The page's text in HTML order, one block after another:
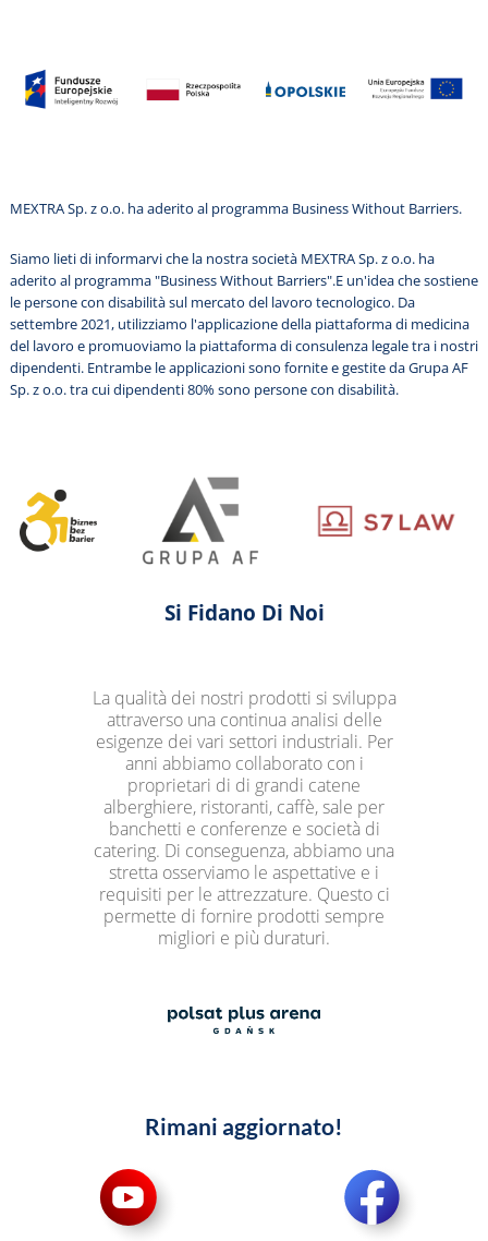
MEXTRA Sp. z o.o. ha aderito al programma Business Without Barriers.
Siamo lieti di informarvi che la nostra società MEXTRA Sp. z o.o. ha
aderito al programma "Business Without Barriers".E un'idea che sostiene
le persone con disabilità sul mercato del lavoro tecnologico. Da
settembre 2021, utilizziamo l'applicazione della piattaforma di medicina
del lavoro e promuoviamo la piattaforma di consulenza legale tra i nostri
dipendenti. Entrambe le applicazioni sono fornite e gestite da Grupa AF
Sp. z o.o. tra cui dipendenti 80% sono persone con disabilità.
Si Fidano Di Noi
La qualità dei nostri prodotti si sviluppa
attraverso una continua analisi delle
esigenze dei vari settori industriali. Per
anni abbiamo collaborato con i
proprietari di di grandi catene
alberghiere, ristoranti, caffè, sale per
banchetti e conferenze e società di
catering. Di conseguenza, abbiamo una
stretta osserviamo le aspettative e i
requisiti per le attrezzature. Questo ci
permette di fornire prodotti sempre
migliori e più duraturi.
Rimani aggiornato!